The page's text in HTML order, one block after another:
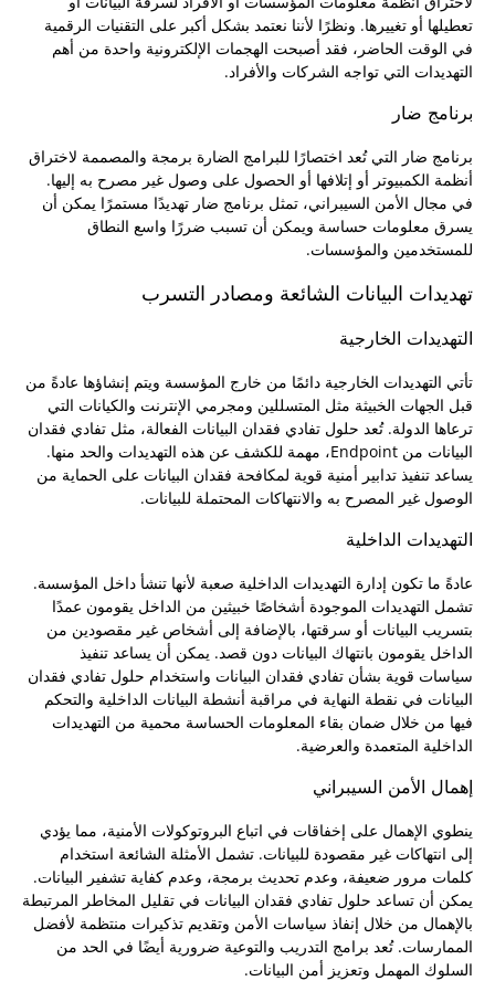
تعطيلها أو تغييرها. ونظرًا لأننا نعتمد بشكل أكبر على التقنيات الرقمية
في الوقت الحاضر، فقد أصبحت الهجمات الإلكترونية واحدة من أهم
التهديدات التي تواجه الشركات والأفراد.
برنامج ضار
برنامج ضار التي تُعد اختصارًا للبرامج الضارة برمجة والمصممة لاختراق
أنظمة الكمبيوتر أو إتلافها أو الحصول على وصول غير مصرح به إليها.
في مجال الأمن السيبراني، تمثل برنامج ضار تهديدًا مستمرًا يمكن أن
يسرق معلومات حساسة ويمكن أن تسبب ضررًا واسع النطاق
للمستخدمين والمؤسسات.
تهديدات البيانات الشائعة ومصادر التسرب
التهديدات الخارجية
تأتي التهديدات الخارجية دائمًا من خارج المؤسسة ويتم إنشاؤها عادةً من
قبل الجهات الخبيثة مثل المتسللين ومجرمي الإنترنت والكيانات التي
ترعاها الدولة. تُعد حلول تفادي فقدان البيانات الفعالة، مثل تفادي فقدان
البيانات من Endpoint، مهمة للكشف عن هذه التهديدات والحد منها.
يساعد تنفيذ تدابير أمنية قوية لمكافحة فقدان البيانات على الحماية من
الوصول غير المصرح به والانتهاكات المحتملة للبيانات.
التهديدات الداخلية
عادةً ما تكون إدارة التهديدات الداخلية صعبة لأنها تنشأ داخل المؤسسة.
تشمل التهديدات الموجودة أشخاصًا خبيثين من الداخل يقومون عمدًا
بتسريب البيانات أو سرقتها، بالإضافة إلى أشخاص غير مقصودين من
الداخل يقومون بانتهاك البيانات دون قصد. يمكن أن يساعد تنفيذ
سياسات قوية بشأن تفادي فقدان البيانات واستخدام حلول تفادي فقدان
البيانات في نقطة النهاية في مراقبة أنشطة البيانات الداخلية والتحكم
فيها من خلال ضمان بقاء المعلومات الحساسة محمية من التهديدات
الداخلية المتعمدة والعرضية.
إهمال الأمن السيبراني
ينطوي الإهمال على إخفاقات في اتباع البروتوكولات الأمنية، مما يؤدي
إلى انتهاكات غير مقصودة للبيانات. تشمل الأمثلة الشائعة استخدام
كلمات مرور ضعيفة، وعدم تحديث برمجة، وعدم كفاية تشفير البيانات.
يمكن أن تساعد حلول تفادي فقدان البيانات في تقليل المخاطر المرتبطة
بالإهمال من خلال إنفاذ سياسات الأمن وتقديم تذكيرات منتظمة لأفضل
الممارسات. تُعد برامج التدريب والتوعية ضرورية أيضًا في الحد من
السلوك المهمل وتعزيز أمن البيانات.